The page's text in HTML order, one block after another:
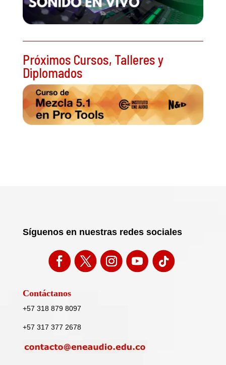
Próximos Cursos, Talleres y
Diplomados
Síguenos en nuestras redes sociales
Contáctanos
+57 318 879 8097
+57 317 377 2678